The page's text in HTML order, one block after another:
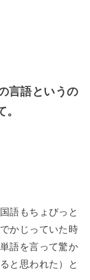
言語というの
語もちょびっと
かじっていた時
語を言って驚か
と思われた）と